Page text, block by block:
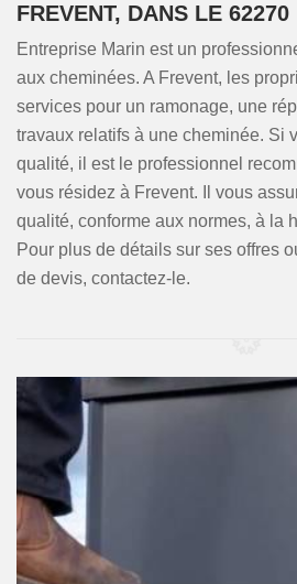
FREVENT, DANS LE 62270
Entreprise Marin est un
aux cheminées. A Frevent, les
services pour un ramonage, une
travaux relatifs à une cheminée. Si
qualité, il est le professionnel
vous résidez à Frevent. Il vous
qualité, conforme aux normes, à la
Pour plus de détails sur ses offres
de devis, contactez-le.